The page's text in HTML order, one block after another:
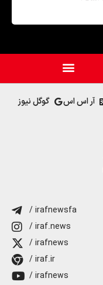
آر اس اس گوگل نیوز
/ irafnewsfa
/ iraf.news
/ irafnews
/ iraf.ir
/ irafnews